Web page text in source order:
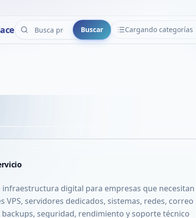
Buscar Cargando categorías
CATEGORÍAS
VER EN PANTALLA COMPLETA
digital para empresas que necesitan
VPS, servidores dedicados, sistemas, redes, correo
seguridad, rendimiento y soporte técnico